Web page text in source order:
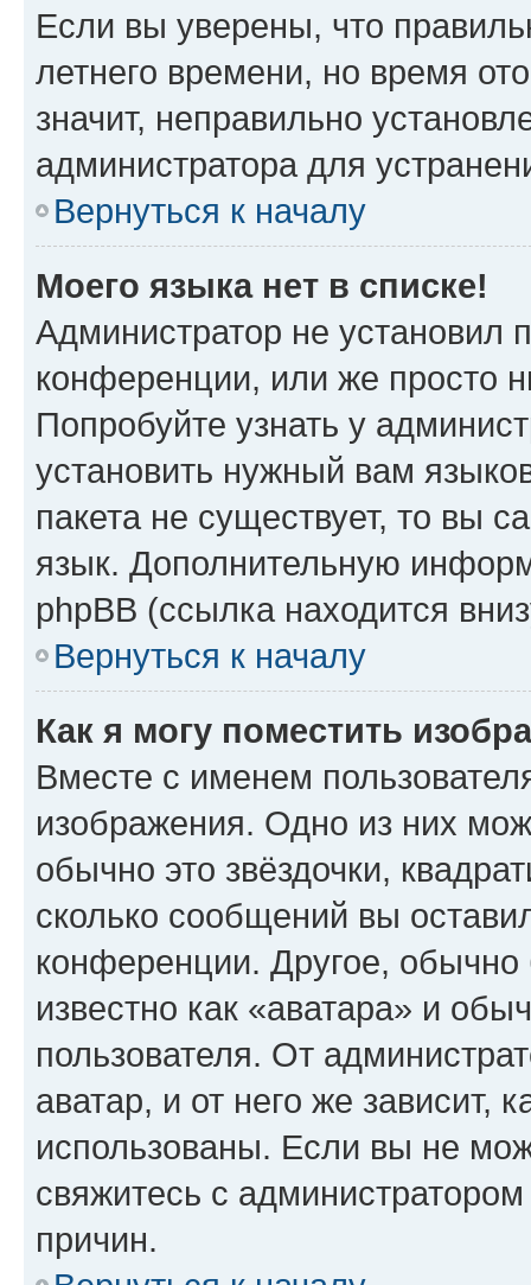
Если вы уверены, что
летнего времени, но время
значит, неправильно
администратора для
Вернуться к началу
Моего языка нет в списке!
Администратор не установил
конференции, или же просто
Попробуйте узнать у
установить нужный вам
пакета не существует, то вы
язык. Дополнительную
phpBB (ссылка находится
Вернуться к началу
Как я могу поместить
Вместе с именем
изображения. Одно из них
обычно это звёздочки,
сколько сообщений вы
конференции. Другое,
известно как «аватара» и
пользователя. От
аватар, и от него же зависит,
использованы. Если вы не
свяжитесь с
причин.